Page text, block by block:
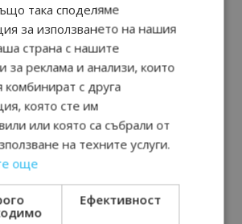
така споделяме
за използването на нашия
страна с нашите
за реклама и анализи, които
с друга
която сте им
или която са събрали от
на техните услуги.
още
Ефективност